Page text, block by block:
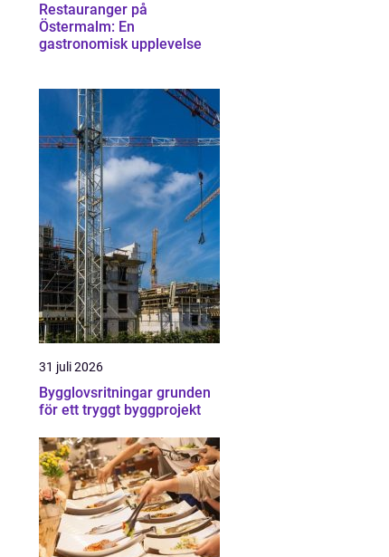
Restauranger på
Östermalm: En
gastronomisk upplevelse
31 juli 2026
Bygglovsritningar grunden
för ett tryggt byggprojekt